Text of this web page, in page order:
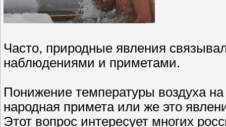
Часто, природные явления
наблюдениями и приметами.
Понижение температуры воздуха
народная примета или же это
Этот вопрос интересует многих